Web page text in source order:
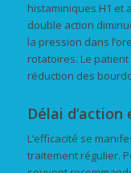
histaminiques H1 et
double action
la pression dans
rotatoires. Le
réduction des
Délai d’action
L’efficacité se
traitement régulier.